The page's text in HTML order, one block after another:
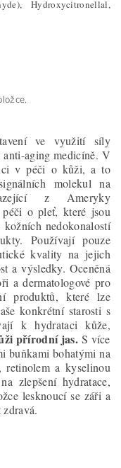
Hydroxycitronellal,
ve využití síly
aging medicíně. V
v péči o kůži, a to
molekul na
z Ameryky
o pleť, které jsou
nedokonalostí
Používají pouze
kvality na jejich
a výsledky. Oceněná
a dermatologové pro
produktů, které lze
konkrétní starosti s
k hydrataci kůže,
přírodní jas. S více
buňkami bohatými na
a kyselinou
zlepšení hydratace,
lesknoucí se záři a